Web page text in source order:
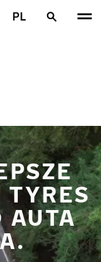
PL
AUTA